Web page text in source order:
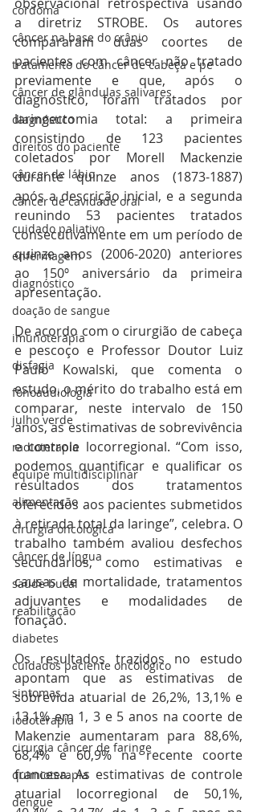
cordoma
câncer na base do crânio
tratamento do câncer de cabeça e pe
câncer de glândulas salivares
diagnóstico
direitos do paciente
câncer de lábio
câncer de cavidade oral
cuidado paliativo
enfermagem
diagnóstico
doação de sangue
imunoterapia
disfagia
fonoaudiologia
julho verde
radioterapia
equipe multidisciplinar
alimentação
cirurgia oncológica
câncer de língua
saúde bucal
reabilitação
diabetes
cuidados paciente oncológico
sintomas
iodoterapia
cirurgia câncer de faringe
quimioterapia
dengue
a diretriz STROBE. Os autores
compararam duas coortes de
pacientes com câncer não tratado
previamente e que, após o
diagnóstico, foram tratados por
laringectomia total: a primeira
consistindo de 123 pacientes
coletados por Morell Mackenzie
durante quinze anos (1873-1887)
após a descrição inicial, e a segunda
reunindo 53 pacientes tratados
consecutivamente em um período de
quinze anos (2006-2020) anteriores
ao 150º aniversário da primeira
apresentação.
De acordo com o cirurgião de cabeça
e pescoço e Professor Doutor Luiz
Paulo Kowalski, que comenta o
estudo, o mérito do trabalho está em
comparar, neste intervalo de 150
anos, as estimativas de sobrevivência
e controle locorregional. “Com isso,
podemos quantificar e qualificar os
resultados dos tratamentos
oferecidos aos pacientes submetidos
à retirada total da laringe”, celebra. O
trabalho também avaliou desfechos
secundários, como estimativas e
causas de mortalidade, tratamentos
adjuvantes e modalidades de
fonação.
Os resultados trazidos no estudo
apontam que as estimativas de
sobrevida atuarial de 26,2%, 13,1% e
13,1% em 1, 3 e 5 anos na coorte de
Makenzie aumentaram para 88,6%,
68,4% e 60,9% na recente coorte
francesa. As estimativas de controle
atuarial locorregional de 50,1%,